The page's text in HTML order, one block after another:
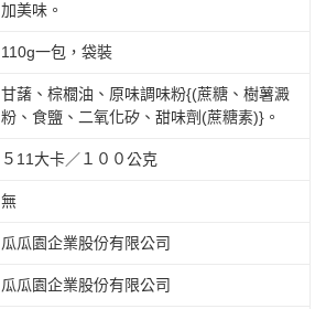
加美味。
110g一包，袋裝
甘藷、棕櫚油、原味調味粉{(蔗糖、樹薯澱
粉、食鹽、二氧化矽、甜味劑(蔗糖素)}。
５11大卡／１００公克
無
瓜瓜園企業股份有限公司
瓜瓜園企業股份有限公司